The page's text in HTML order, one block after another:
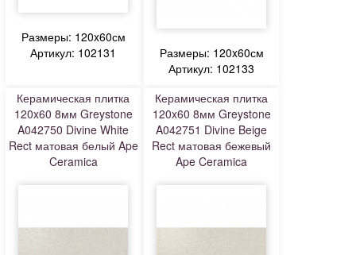
Размеры: 120x60см
Артикул: 102131
Размеры: 120x60см
Артикул: 102133
Керамическая плитка
120x60 8мм Greystone
A042750 Divine White
Rect матовая белый Ape
Ceramica
Керамическая плитка
120x60 8мм Greystone
A042751 Divine Beige
Rect матовая бежевый
Ape Ceramica